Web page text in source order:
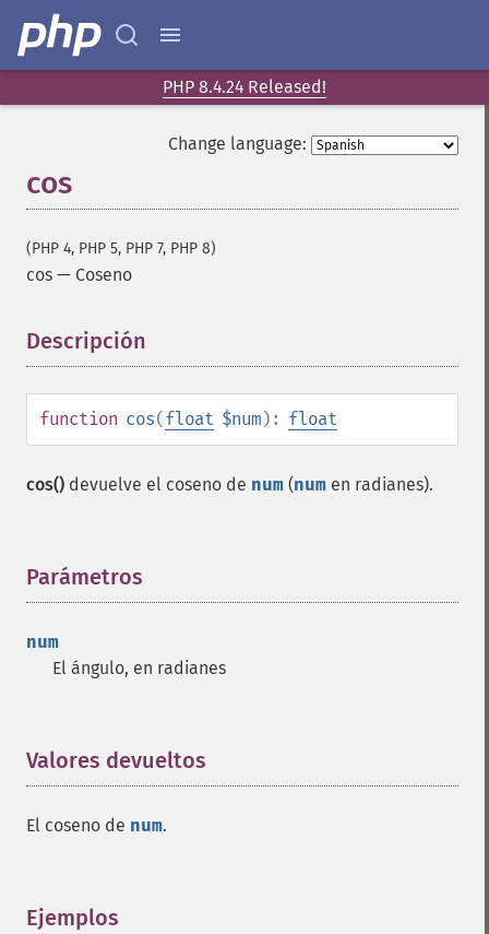
PHP 8.4.24 Released!
Change language:
cos
(PHP 4, PHP 5, PHP 7, PHP 8)
cos — Coseno
Descripción
function cos(float $num): float
cos() devuelve el coseno de num (num en radianes).
Parámetros
num
El ángulo, en radianes
Valores devueltos
El coseno de num.
Ejemplos